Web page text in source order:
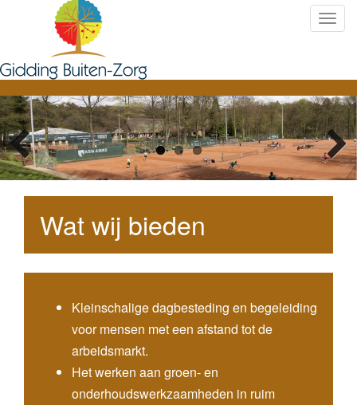
S
a
k
e
l
n
a
i
Wat wij bieden
Kleinschalige dagbesteding en begeleiding
voor mensen met een afstand tot de
arbeidsmarkt.
Het werken aan groen- en
onderhoudswerkzaamheden in ruim